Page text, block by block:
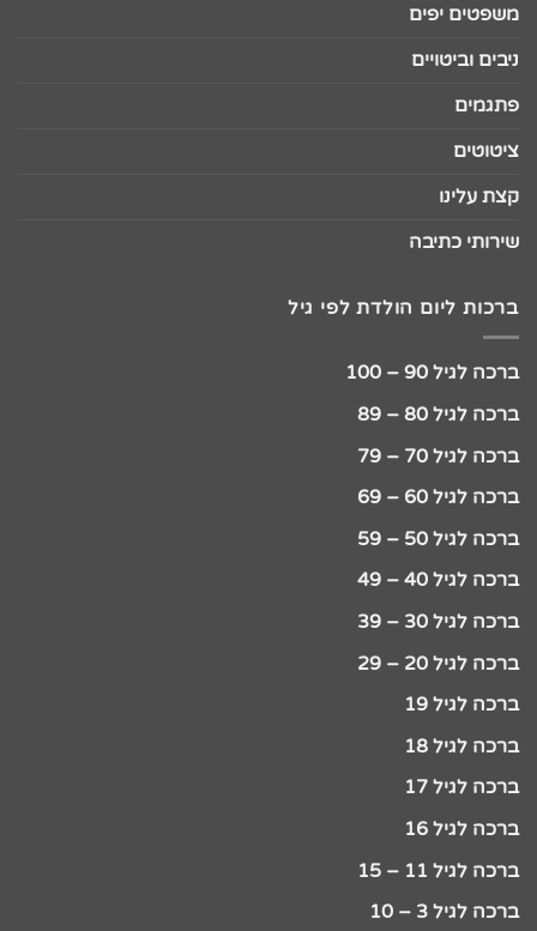
משפטים יפים
ניבים וביטויים
פתגמים
ציטוטים
קצת עלינו
שירותי כתיבה
ברכות ליום הולדת לפי גיל
ברכה לגיל 90 – 100
ברכה לגיל 80 – 89
ברכה לגיל 70 – 79
ברכה לגיל 60 – 69
ברכה לגיל 50 – 59
ברכה לגיל 40 – 49
ברכה לגיל 30 – 39
ברכה לגיל 20 – 29
ברכה לגיל 19
ברכה לגיל 18
ברכה לגיל 17
ברכה לגיל 16
ברכה לגיל 11 – 15
ברכה לגיל 3 – 10